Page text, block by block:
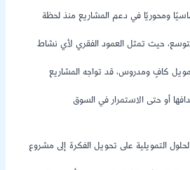
ومحوريًا في دعم المشاريع منذ لحظة
حيث تمثل العمود الفقري لأي نشاط
كافٍ ومدروس، قد تواجه المشاريع
التمويلية على تحويل الفكرة إلى مشروع